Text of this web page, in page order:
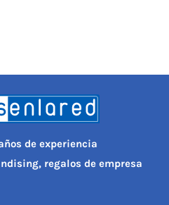
de experiencia
regalos de empresa